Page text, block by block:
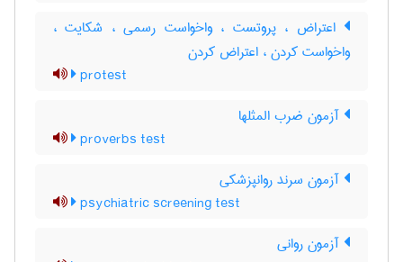
اعتراض ، پروتست ، واخواست رسمی ، شکایت ،
واخواست کردن ، اعتراض کردن
protest
آزمون ضرب المثلها
proverbs test
آزمون سرند روانپزشکی
psychiatric screening test
آزمون روانی